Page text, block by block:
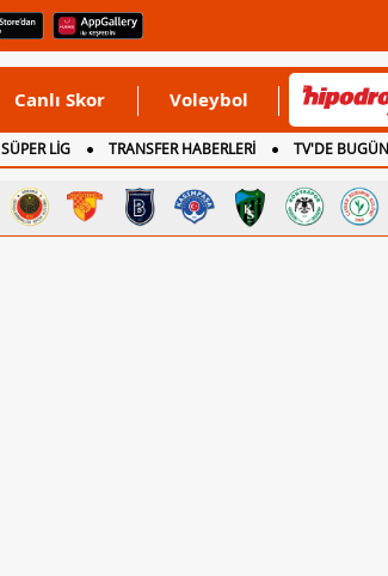
Canlı Skor Voleybol
SÜPER LİG TRANSFER HABERLERİ TV'DE BUGÜN